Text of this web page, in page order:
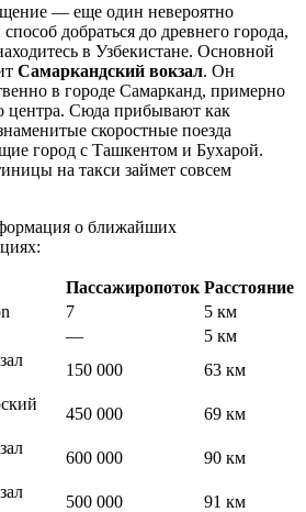
— еще один невероятно
добраться до древнего города,
в Узбекистане. Основной
Самаркандский вокзал. Он
в городе Самарканд, примерно
центра. Сюда прибывают как
скоростные поезда
город с Ташкентом и Бухарой.
на такси займет совсем
о ближайших
Пассажиропоток Расстояние
7
5 км
—
5 км
150 000
63 км
450 000
69 км
600 000
90 км
500 000
91 км